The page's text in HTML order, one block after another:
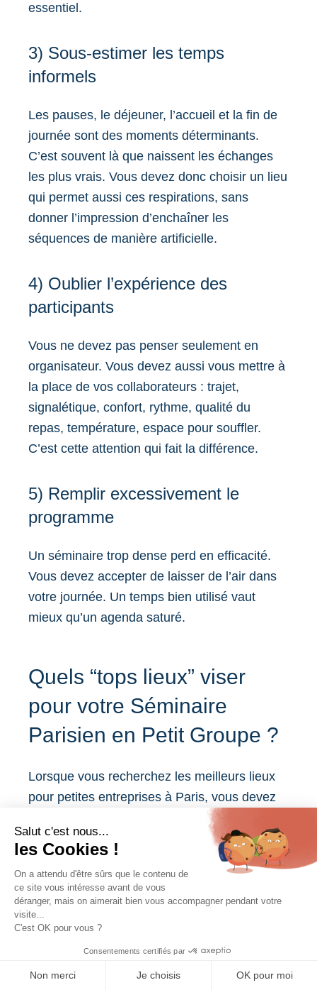
essentiel.
3) Sous-estimer les temps
informels
Les pauses, le déjeuner, l’accueil et la fin de
journée sont des moments déterminants.
C’est souvent là que naissent les échanges
les plus vrais. Vous devez donc choisir un lieu
qui permet aussi ces respirations, sans
donner l’impression d’enchaîner les
séquences de manière artificielle.
4) Oublier l’expérience des
participants
Vous ne devez pas penser seulement en
organisateur. Vous devez aussi vous mettre à
la place de vos collaborateurs : trajet,
signalétique, confort, rythme, qualité du
repas, température, espace pour souffler.
C’est cette attention qui fait la différence.
5) Remplir excessivement le
programme
Un séminaire trop dense perd en efficacité.
Vous devez accepter de laisser de l’air dans
votre journée. Un temps bien utilisé vaut
mieux qu’un agenda saturé.
Quels “tops lieux” viser
pour votre Séminaire
Parisien en Petit Groupe ?
Lorsque vous recherchez les meilleurs lieux
pour petites entreprises à Paris, vous devez
raisonner par profil plus que par nom. Cette
méthode vous aide à trouver l’espace
réellement adapté à votre culture d’entreprise.
1) Le top lieu intimiste pour une
équipe de 8 à 15 personnes